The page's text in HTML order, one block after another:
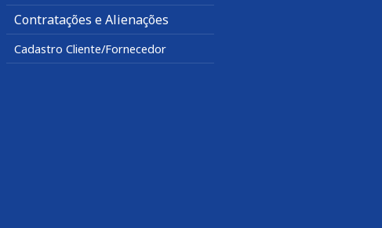
Contratações e Alienações
Cadastro Cliente/Fornecedor